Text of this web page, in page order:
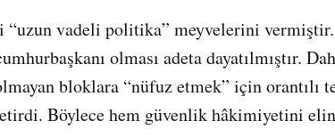
“uzun vadeli politika” meyvelerini vermiştir.
olması adeta dayatılmıştır.
bloklara “nüfuz etmek” için orantılı
Böylece hem güvenlik hâkimiyetini